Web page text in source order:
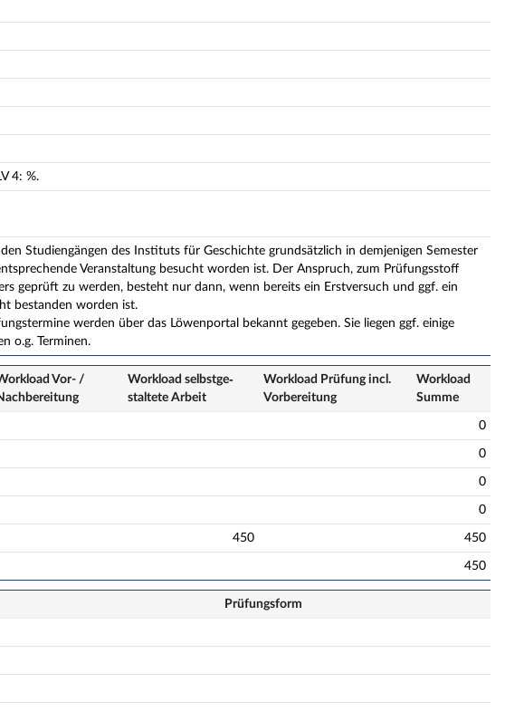
4: %.
Studiengängen des Instituts für Geschichte grundsätzlich in demjenigen Semester
Veranstaltung besucht worden ist. Der Anspruch, zum Prüfungsstoff
geprüft zu werden, besteht nur dann, wenn bereits ein Erstversuch und ggf. ein
bestanden worden ist.
werden über das Löwenportal bekannt gegeben. Sie liegen ggf. einige
o.g. Terminen.
Vor- /
Workload selbstge­
staltete Arbeit
Workload Prüfung incl.
Vorbereitung
Workload
Summe
0
0
0
0
450 450
450
Prüfungsform